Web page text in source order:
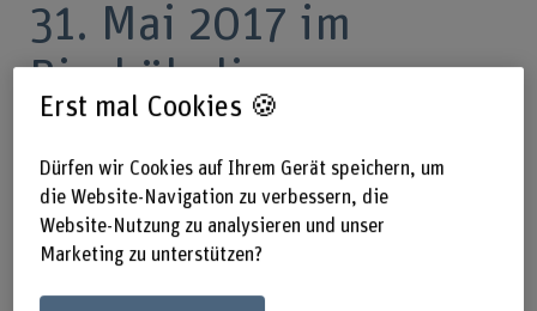
31. Mai 2017 im
Bierhübeli
Der 4. Netzwerk-Abend von Alumni
BFH zum Thema «Flasche statt Tonne –
innovative Lösungen gegen die
Lebensmittelverschwendung» war ein
Erst mal Cookies 🍪
Dürfen wir Cookies auf Ihrem Gerät speichern, um
die Website-Navigation zu verbessern, die
Website-Nutzung zu analysieren und unser
Marketing zu unterstützen?